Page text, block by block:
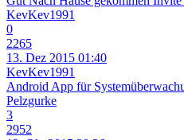
KevKev1991
0
2265
13. Dez 2015 01:40
KevKev1991
Android App für
Pelzgurke
3
2952